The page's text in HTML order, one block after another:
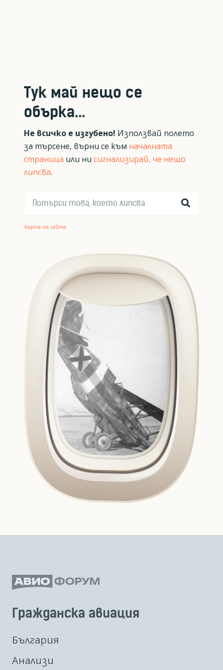
Тук май нещо се
обърка...
Не всичко е изгубено! Използвай полето
за търсене, върни се към началната
страница или ни сигнализирай, че нещо
липсва.
Карта на сайта
Гражданска авиация
България
Анализи